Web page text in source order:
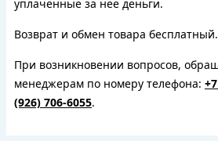
уплаченные за нее деньги.
Возврат и обмен товара бесплатный.
При возникновении вопросов,
менеджерам по номеру телефона:
(926) 706-6055.